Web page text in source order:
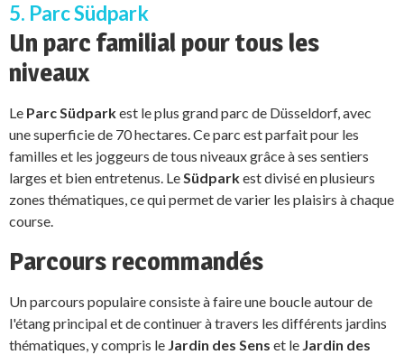
5. Parc Südpark
Un parc familial pour tous les
niveaux
Le Parc Südparkest le plus grand parc de Düsseldorf, avec
une superficie de 70 hectares. Ce parc est parfait pour les
familles et les joggeurs de tous niveaux grâce à ses sentiers
larges et bien entretenus. LeSüdparkest divisé en plusieurs
zones thématiques, ce qui permet de varier les plaisirs à chaque
course.
Parcours recommandés
Un parcours populaire consiste à faire une boucle autour de
l'étang principal et de continuer à travers les différents jardins
thématiques, y compris le Jardin des Sens et le Jardin des